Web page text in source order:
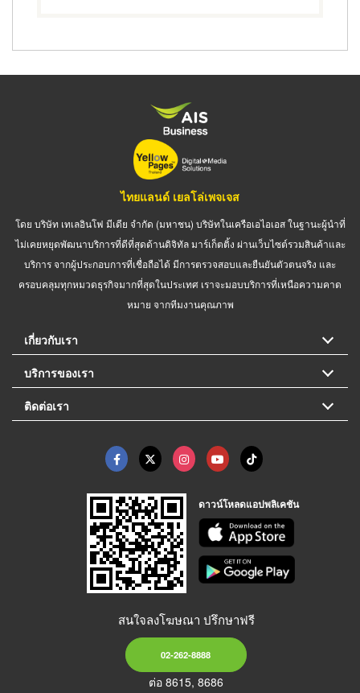
ไทยแลนด์ เยลโล่เพจเจส
โดย บริษัท เทเลอินโฟ มีเดีย จำกัด (มหาชน) บริษัทในเครือเอไอเอส ในฐานะผู้นำที่
ไม่เคยหยุดพัฒนาบริการที่ดีที่สุดด้านดิจิทัล มาร์เก็ตติ้ง ผ่านเว็บไซต์รวมสินค้าและ
บริการ จากผู้ประกอบการที่เชื่อถือได้ มีการตรวจสอบและยืนยันตัวตนจริง และ
ครอบคลุมทุกหมวดธุรกิจมากที่สุดในประเทศ เราจะมอบบริการที่เหนือความคาด
หมาย จากทีมงานคุณภาพ
เกี่ยวกับเรา
บริการของเรา
ติดต่อเรา
ดาวน์โหลดแอปพลิเคชัน
สนใจลงโฆษณา ปรึกษาฟรี
02-262-8888
ต่อ 8615, 8686